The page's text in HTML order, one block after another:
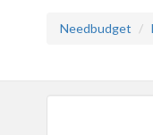
Needbudget